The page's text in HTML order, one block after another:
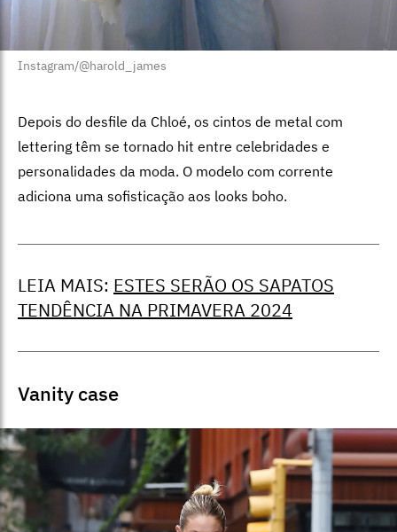
Instagram/@harold_james
Depois do desfile da Chloé, os cintos de metal com
lettering têm se tornado hit entre celebridades e
personalidades da moda. O modelo com corrente
adiciona uma sofisticação aos looks boho.
LEIA MAIS: ESTES SERÃO OS SAPATOS
TENDÊNCIA NA PRIMAVERA 2024
Vanity case